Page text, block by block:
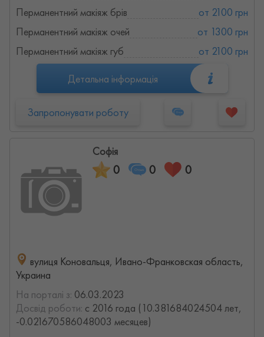
Перманентний макіяж брів
от 2100 грн
Перманентний макіяж очей
от 1300 грн
Перманентний макіяж губ
от 2100 грн
Детальна інформація
Запропонувати роботу
Софія
0 0 0
вулиця Коновальця, Ивано-Франковская область,
Украина
На порталі з: 06.03.2023
Досвід роботи: с 2016 года (10.381684024504 лет,
-0.021670586048003 месяцев)